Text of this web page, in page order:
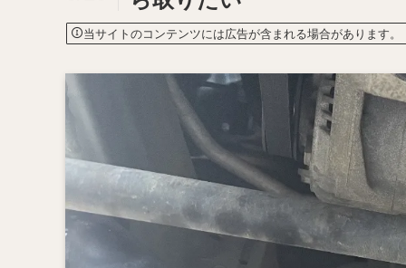
当サイトのコンテンツには広告が含まれる場合があります。